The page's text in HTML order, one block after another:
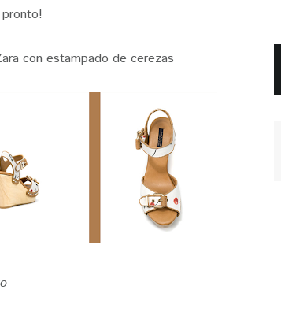
con estampado de cerezas